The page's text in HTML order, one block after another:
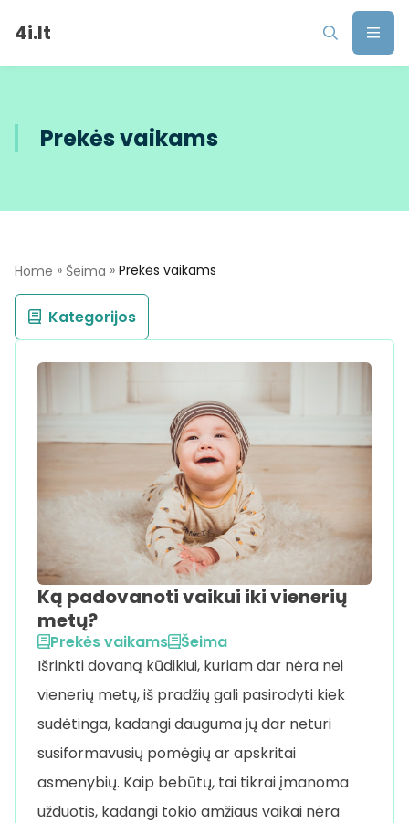
4i.lt
Prekės vaikams
Home » Šeima » Prekės vaikams
Ką padovanoti vaikui iki vienerių
metų?
Prekės vaikams
Šeima
Išrinkti dovaną kūdikiui, kuriam dar nėra nei
vienerių metų, iš pradžių gali pasirodyti kiek
sudėtinga, kadangi dauguma jų dar neturi
susiformavusių pomėgių ar apskritai
asmenybių. Kaip bebūtų, tai tikrai įmanoma
užduotis, kadangi tokio amžiaus vaikai nėra
Kategorijos